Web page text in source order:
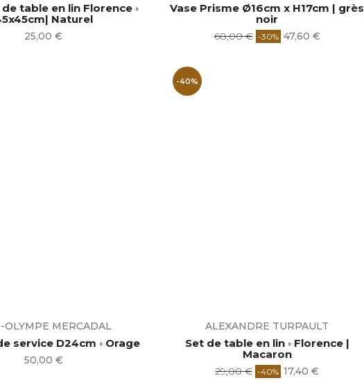
table en lin Florence ◦
Naturel
Prix
25,00 €
Vase Prisme Ø16cm x H17cm | grès
noir
Prix
68,00 € -30% Prix
47,60 €
OLYMPE MERCADAL
service D24cm ◦ Orage
Prix
50,00 €
-40%
ALEXANDRE TURPAULT
Set de table en lin ◦ Florence |
Macaron
Prix
29,00 € -40% Prix
17,40 €